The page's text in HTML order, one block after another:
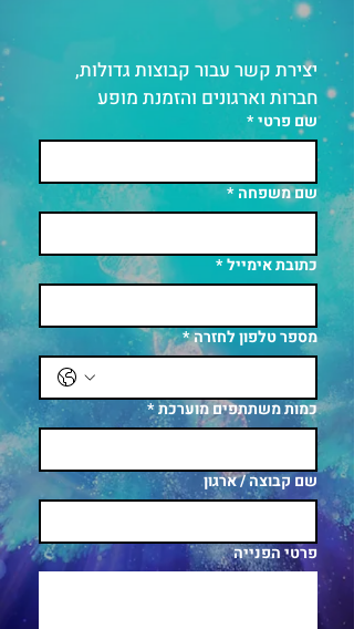
חברות וארגונים והזמנת מופע
שם פרטי*
שם משפחה*
כתובת אימייל*
מספר טלפון לחזרה*
כמות משתתפים מוערכת*
שם קבוצה / ארגון
פרטי הפנייה